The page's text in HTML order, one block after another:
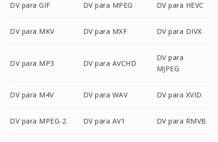
DV para GIF DV para MPEG DV para HEVC
DV para MKV DV para MXF DV para DIVX
DV para MP3 DV para AVCHD
DV para
MJPEG
DV para M4V DV para WAV DV para XVID
DV para MPEG-2 DV para AV1 DV para RMVB